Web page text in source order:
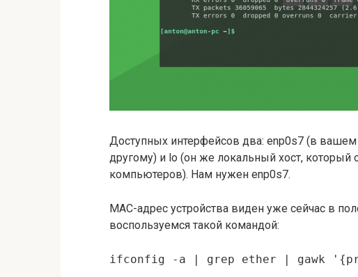
Доступных интерфейсов два: enp0s7 (в
другому) и lo (он же локальный хост, который
компьютеров). Нам нужен enp0s7.
MAC-адрес устройства виден уже сейчас в
воспользуемся такой командой:
ifconfig -a | grep ether | gawk